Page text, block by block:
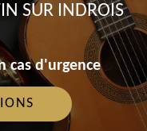
SUR INDROIS
cas d'urgence